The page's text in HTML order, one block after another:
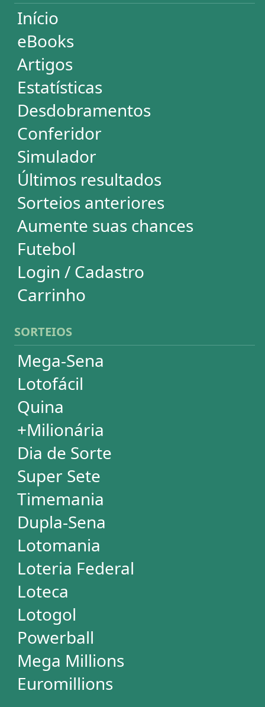
Futebol
Login / Cadastro
Carrinho
SORTEIOS
Mega-Sena
Lotofácil
Quina
+Milionária
Dia de Sorte
Super Sete
Timemania
Dupla-Sena
Lotomania
Loteca
Lotogol
Powerball
Mega Millions
Euromillions
ESTATÍSTICAS
Mega-Sena
Lotofácil
Quina
+Milionária
Dia de Sorte
Super Sete
Timemania
Dupla-Sena
Lotomania
Powerball
Mega Millions
Euromillions